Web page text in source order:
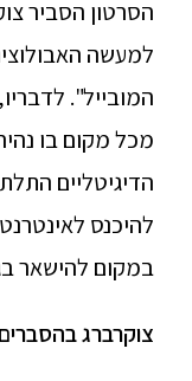
הסרטון הסביר
למעשה
המובייל".
מכל מקום בו
הדיגיטליים
להיכנס
במקום להישאר
צוקרברג